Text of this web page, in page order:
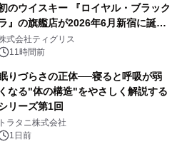
のウイスキー 『ロイヤル・ブラック
』の旗艦店が2026年6月新宿に誕
バカルディ ジャパンと連携した
入型バー「BAR Arca」
式会社ティグリス
11時間前
りづらさの正体──寝ると呼吸が弱
くなる"体の構造"をやさしく解説する
リーズ第1回
トラタニ株式会社
1日前